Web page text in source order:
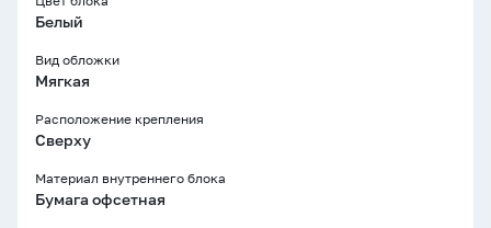
Белый
Вид обложки
Мягкая
Расположение крепления
Сверху
Материал внутреннего блока
Бумага офсетная